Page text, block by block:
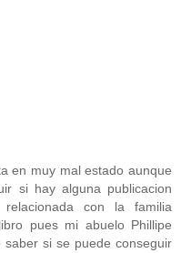
en muy mal estado aunque
si hay alguna publicacion
con la familia
pues mi abuelo Phillipe
si se puede conseguir